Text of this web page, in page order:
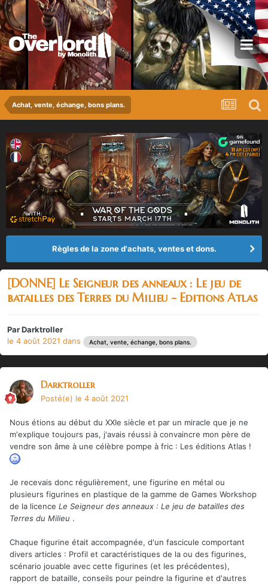
Achat, vente, échange, bons plans.
Règles de la zone d'achats, ventes et dons.
[DONNE] Le Seigneur des anneaux : Le jeu de
batailles des Terres du Milieu - Editions Atlas
ParDarktroller
le 4 août 2021 dans Achat, vente, échange, bons plans.
Darktroller
Posté(e) le 4 août 2021
Nous étions au début du XXIe siècle et par un miracle que je ne
m'explique toujours pas, j'avais réussi à convaincre mon père de
vendre son âme à une célèbre pompe à fric : Les éditions Atlas !
Je recevais donc régulièrement, une figurine en métal ou
plusieurs figurines en plastique de la gamme de Games Workshop
de la licence Le Seigneur des anneaux : Le jeu de batailles des
Terres du Milieu .
Chaque figurine était accompagnée, d'un fascicule comportant
divers articles : Profil et caractéristiques de la ou des figurines,
scénario jouable avec cette figurines (et les précédentes),
rapport de bataille, conseils pour peindre la figurine et d'autres